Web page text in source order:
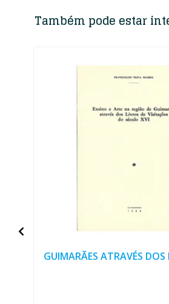
Também pode estar
GUIMARÃES ATRAVÉS DOS